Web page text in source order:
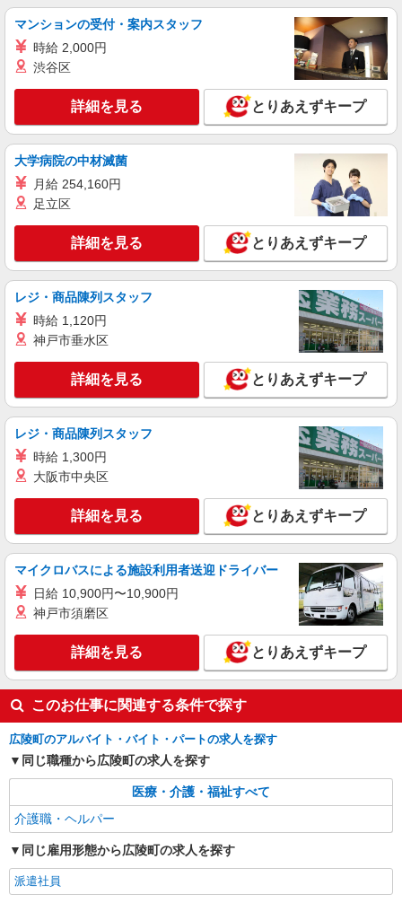
時給1500円〜2125円 ＜日払い有/週払い有/交
通費全支給(ガソリン代含む)＞
キープ 詳細を見る
派遣社員
株式会社kotrio /●NR-H-2009547
向かう先は、笑顔の待つ場所！デイサービスの
サポート＆送迎STAFF
時給1500円〜2125円 ＜日払い有/週払い有/交
通費全支給(ガソリン代含む)＞
北葛城郡広陵町
キープ 詳細を見る
派遣社員
株式会社kotrio /●NR-H-2068687
＼収入アップを全面サポート／小規模デイ
STAFF｜資格支援制度あり
時給1500円〜2125円 ＜日払い有/週払い有/交
通費全支給(ガソリン代含む)＞
詳細を見る
株式会社kotrio /●NR-H-1882878
＜年齢不問＞カンタン業務の障がい者支援員｜
時給1500円〜2125円 ＜日払い有/週払い有/交
広陵町【最寄駅：築山駅】
詳細を見る
マンションの受付・案内スタッフ
時給 2,000円
渋谷区
詳細を見る とりあえずキープ
大学病院の中材滅菌
月給 254,160円
足立区
詳細を見る とりあえずキープ
レジ・商品陳列スタッフ
時給 1,120円
神戸市垂水区
詳細を見る とりあえずキープ
レジ・商品陳列スタッフ
時給 1,300円
大阪市中央区
詳細を見る とりあえずキープ
マイクロバスによる施設利用者送迎ドライバー
日給 10,900円〜10,900円
神戸市須磨区
詳細を見る とりあえずキープ
このお仕事に関連する条件で探す
広陵町のアルバイト・バイト・パートの求人を探す
同じ職種から広陵町の求人を探す
医療・介護・福祉すべて
介護職・ヘルパー
同じ雇用形態から広陵町の求人を探す
派遣社員